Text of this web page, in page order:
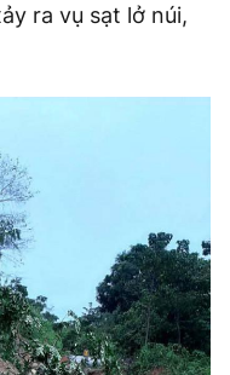
ra vụ sạt lở núi,